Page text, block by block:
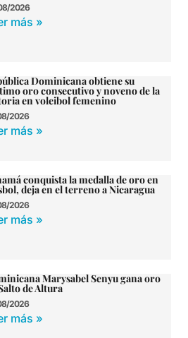
2026
más »
Dominicana obtiene su
oro consecutivo y noveno de la
en voleibol femenino
2026
más »
conquista la medalla de oro en
deja en el terreno a Nicaragua
2026
más »
Marysabel Senyu gana oro
de Altura
2026
más »